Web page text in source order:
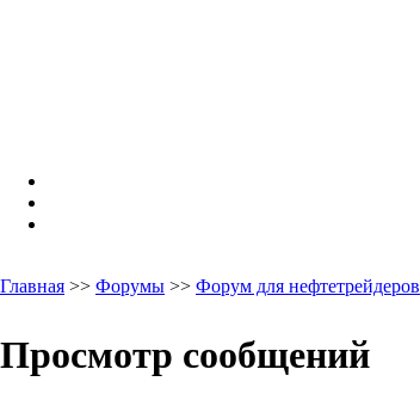
Главная >> Форумы >> Форум для нефтетрейдеров
Просмотр сообщений